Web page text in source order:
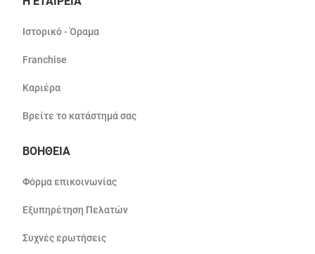
Ιστορικό - Όραμα
Franchise
Καριέρα
Βρείτε το κατάστημά σας
ΒΟΗΘΕΙΑ
Φόρμα επικοινωνίας
Εξυπηρέτηση Πελατών
Συχνές ερωτήσεις